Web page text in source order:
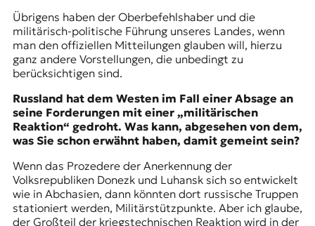
Übrigens haben der Oberbefehlshaber und die
militärisch-politische Führung unseres Landes, wenn
man den offiziellen Mitteilungen glauben will, hierzu
ganz andere Vorstellungen, die unbedingt zu
berücksichtigen sind.
Russland hat dem Westen im Fall einer Absage an
seine Forderungen mit einer „militärischen
Reaktion“ gedroht. Was kann, abgesehen von dem,
was Sie schon erwähnt haben, damit gemeint sein?
Wenn das Prozedere der Anerkennung der
Volksrepubliken Donezk und Luhansk sich so entwickelt
wie in Abchasien, dann könnten dort russische Truppen
stationiert werden, Militärstützpunkte. Aber ich glaube,
der Großteil der kriegstechnischen Reaktion wird in der